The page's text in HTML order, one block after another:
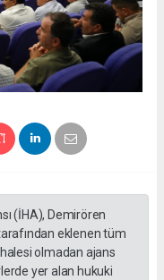
(İHA), Demirören
eklenen tüm
olmadan ajans
yer alan hukuki